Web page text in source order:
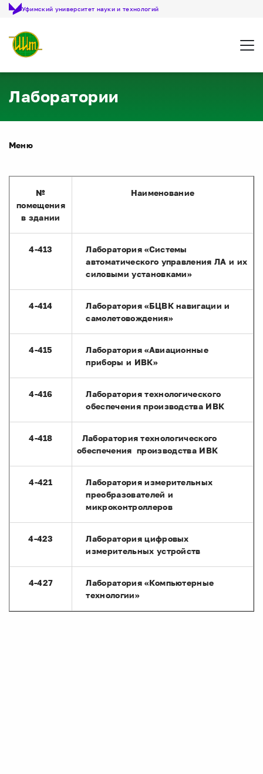
Уфимский университет науки и технологий
Лаборатории
Меню
№
помещения
в здании
Наименование
4-413
Лаборатория «Системы
автоматического управления ЛА и их
силовыми установками»
4-414
Лаборатория «БЦВК навигации и
самолетовождения»
4-415
Лаборатория «Авиационные
приборы и ИВК»
4-416
Лаборатория технологического
обеспечения производства ИВК
4-418
Лаборатория технологического
обеспечения производства ИВК
4-421
Лаборатория измерительных
преобразователей и
микроконтроллеров
4-423
Лаборатория цифровых
измерительных устройств
4-427
Лаборатория «Компьютерные
технологии»